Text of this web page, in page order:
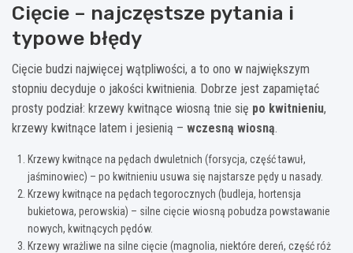
Cięcie – najczęstsze pytania i
typowe błędy
Cięcie budzi najwięcej wątpliwości, a to ono w największym
stopniu decyduje o jakości kwitnienia. Dobrze jest zapamiętać
prosty podział: krzewy kwitnące wiosną tnie się po kwitnieniu,
krzewy kwitnące latem i jesienią – wczesną wiosną.
Krzewy kwitnące na pędach dwuletnich (forsycja, część tawuł,
jaśminowiec) – po kwitnieniu usuwa się najstarsze pędy u nasady.
Krzewy kwitnące na pędach tegorocznych (budleja, hortensja
bukietowa, perowskia) – silne cięcie wiosną pobudza powstawanie
nowych, kwitnących pędów.
Krzewy wrażliwe na silne cięcie (magnolia, niektóre dereń, część róż